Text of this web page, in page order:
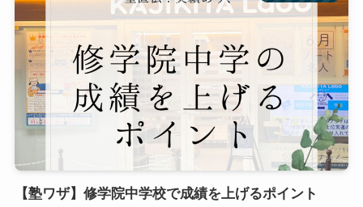
【塾ワザ】修学院中学校で成績を上げるポイント